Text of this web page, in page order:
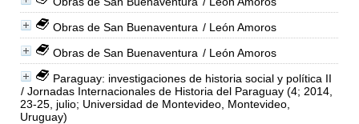
Obras de San Buenaventura / León Amoros
Obras de San Buenaventura / León Amoros
Paraguay: investigaciones de historia social y política II
/ Jornadas Internacionales de Historia del Paraguay (4; 2014,
23-25, julio; Universidad de Montevideo, Montevideo,
Uruguay)